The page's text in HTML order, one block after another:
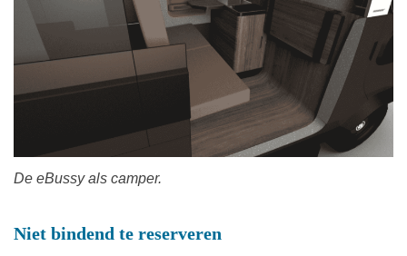
De eBussy als camper.
Niet bindend te reserveren